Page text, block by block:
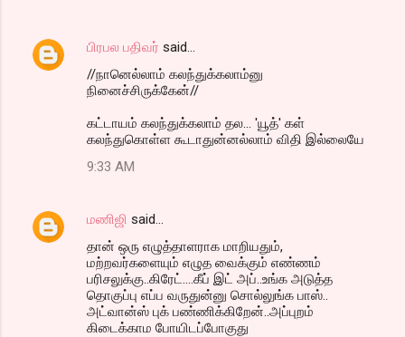
பிரபல பதிவர் said…
//நானெல்லாம் கலந்துக்கலாம்னு
நினைச்சிருக்கேன்//
கட்டாயம் கலந்துக்கலாம் தல... 'யூத்' கள்
கலந்துகொள்ள கூடாதுன்னல்லாம் விதி இல்லையே
9:33 AM
மணிஜி said…
தான் ஒரு எழுத்தாளராக மாறியதும்,
மற்றவர்களையும் எழுத வைக்கும் எண்ணம்
பரிசலுக்கு..கிரேட்....கீப் இட் அப்..உங்க அடுத்த
தொகுப்பு எப்ப வருதுன்னு சொல்லுங்க பாஸ்..
அட்வான்ஸ் புக் பண்ணிக்கிறேன்..அப்புறம்
கிடைக்காம போயிடப்போகுது